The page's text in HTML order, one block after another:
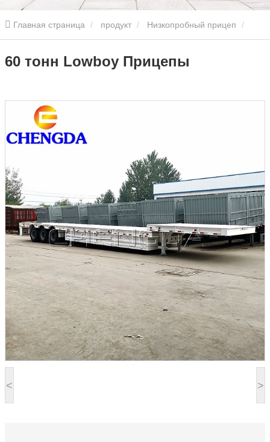
Главная страница продукт Низкопробный прицеп
< >
60 тонн Lowboy Прицепы